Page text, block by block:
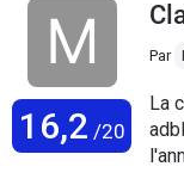
catégorie j'adore
l'accélération et
et superbe. bon
de la mercedes
16,2 /20
Par
La